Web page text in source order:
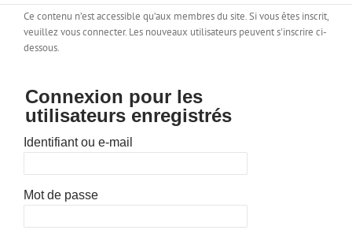
Ce contenu n’est accessible qu’aux membres du site. Si vous êtes inscrit,
veuillez vous connecter. Les nouveaux utilisateurs peuvent s'inscrire ci-
dessous.
Connexion pour les
utilisateurs enregistrés
Identifiant ou e-mail
Mot de passe